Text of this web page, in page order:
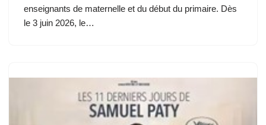
enseignants de maternelle et du début du primaire. Dès
le 3 juin 2026, le…